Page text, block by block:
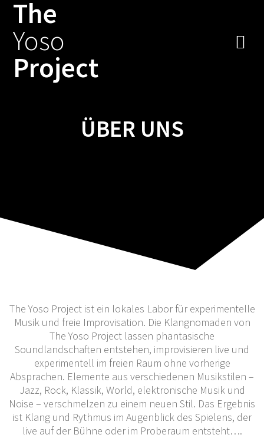
The
Yoso
Project
ÜBER UNS
The Yoso Project ist ein lokales Labor für experimentelle
Musik und freie Improvisation. Die Klangnomaden von
The Yoso Project lassen phantasische
Soundlandschaften entstehen, improvisieren live und
experimentell im freien Raum ohne vorherige
Absprachen. Elemente aus verschiedenen Musikstilen –
Jazz, Rock, Klassik, World, elektronische Musik und
Noise – verschmelzen zu einem neuen Stil. Das Ergebnis
ist Klang und Rythmus im Augenblick des Spielens, der
live auf der Bühne oder im Proberaum entsteht….